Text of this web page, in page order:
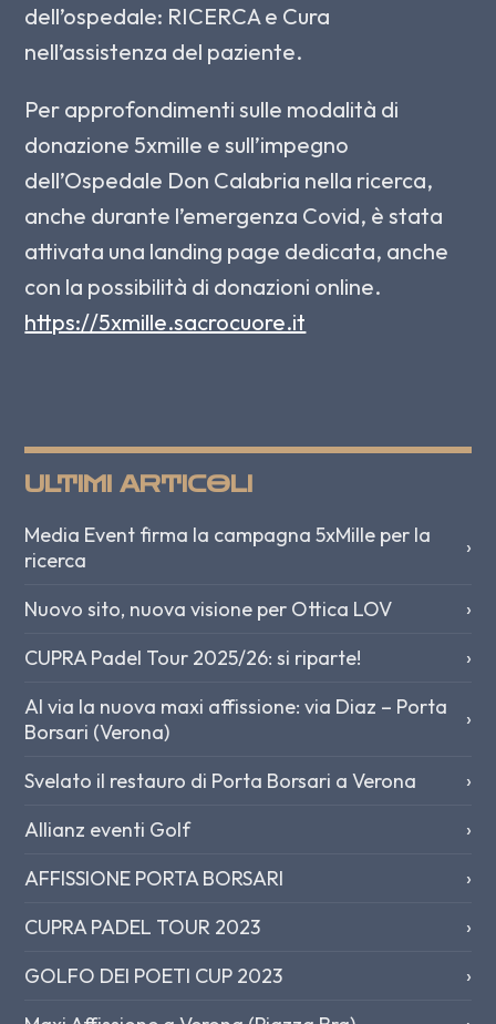
dell’ospedale: RICERCA e Cura
nell’assistenza del paziente.
Per approfondimenti sulle modalità di
donazione 5xmille e sull’impegno
dell’Ospedale Don Calabria nella ricerca,
anche durante l’emergenza Covid, è stata
attivata una landing page dedicata, anche
con la possibilità di donazioni online.
https://5xmille.sacrocuore.it
ULTIMI ARTICOLI
Media Event firma la campagna 5xMille per la
ricerca
›
Nuovo sito, nuova visione per Ottica LOV
›
CUPRA Padel Tour 2025/26: si riparte!
›
Al via la nuova maxi affissione: via Diaz – Porta
Borsari (Verona)
›
Svelato il restauro di Porta Borsari a Verona
›
Allianz eventi Golf
›
AFFISSIONE PORTA BORSARI
›
CUPRA PADEL TOUR 2023
›
GOLFO DEI POETI CUP 2023
›